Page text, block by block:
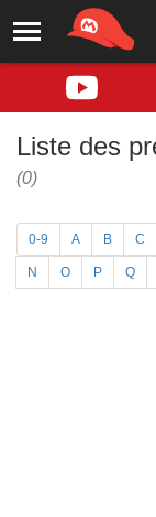
Liste des
(0)
0-9 A B C
N O P Q